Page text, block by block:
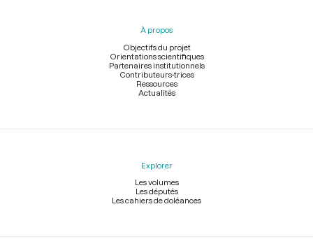
À propos
Objectifs du projet
Orientations scientifiques
Partenaires institutionnels
Contributeurs-trices
Ressources
Actualités
Explorer
Les volumes
Les députés
Les cahiers de doléances